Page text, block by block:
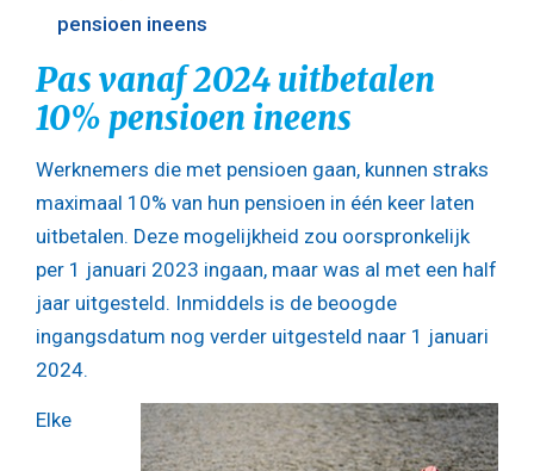
pensioen ineens
Pas vanaf 2024 uitbetalen
10% pensioen ineens
Werknemers die met pensioen gaan, kunnen straks
maximaal 10% van hun pensioen in één keer laten
uitbetalen. Deze mogelijkheid zou oorspronkelijk
per 1 januari 2023 ingaan, maar was al met een half
jaar uitgesteld. Inmiddels is de beoogde
ingangsdatum nog verder uitgesteld naar 1 januari
2024.
Elke